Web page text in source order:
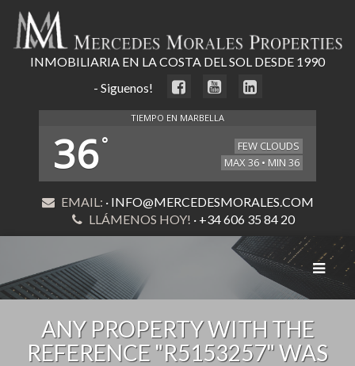
INMOBILIARIA EN LA COSTA DEL SOL DESDE 1990
- Siguenos!
TIEMPO EN MARBELLA
36°
FEW CLOUDS
MAX 36 • MIN 36
EMAIL: · INFO@MERCEDESMORALES.COM
LLÁMENOS HOY! · +34 606 35 84 20
Toggle
ANY PROPERTY WITH THE
REFERENCE "R5153257" WAS